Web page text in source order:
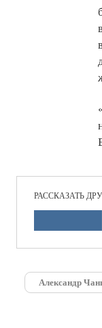
РАССКАЗАТЬ
Александр